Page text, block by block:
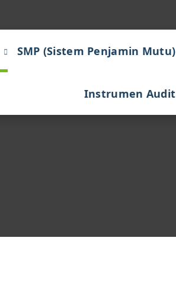
SMP (Sistem Penjamin Mutu)
Instrumen Audit